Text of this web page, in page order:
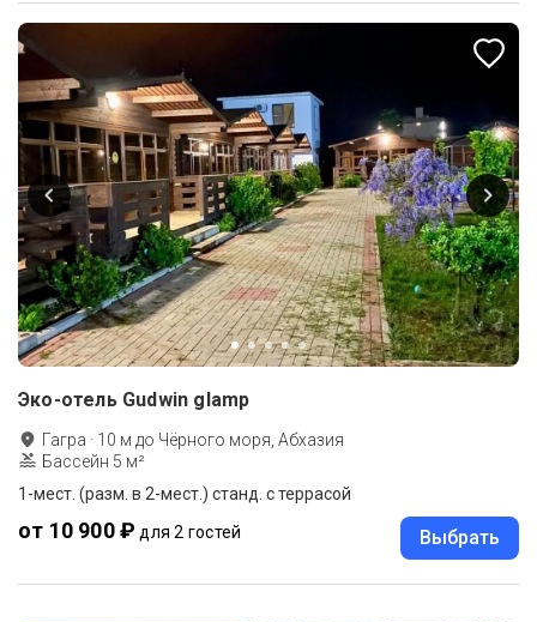
Эко-отель Gudwin glamp
Гагра · 10 м до Чёрного моря, Абхазия
Бассейн 5 м²
1-мест. (разм. в 2-мест.) станд. с террасой
от 10 900 ₽ для 2 гостей Выбрать